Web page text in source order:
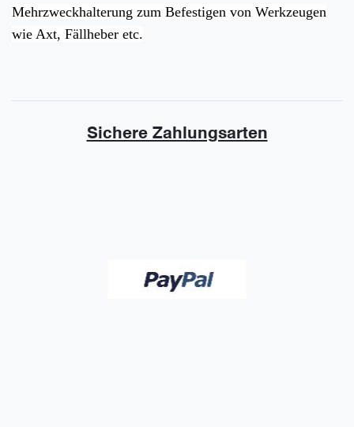
Mehrzweckhalterung zum Befestigen von Werkzeugen
wie Axt, Fällheber etc.
Sichere Zahlungsarten